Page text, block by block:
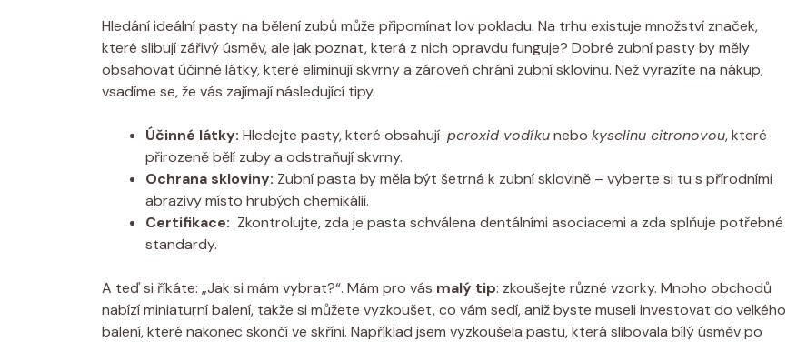
Hledání ideální pasty⁤ na bělení ⁤zubů může ‍připomínat lov pokladu. ⁢Na trhu existuje ⁣množství​ značek,
které slibují zářivý úsměv, ale jak​ poznat, ‌která ⁢z⁤ nich opravdu funguje? Dobré zubní pasty by měly⁣
obsahovat účinné látky, které⁢ eliminují skvrny a zároveň chrání ‌zubní sklovinu. Než vyrazíte ⁤na ‌nákup,
vsadíme se, že‍ vás zajímají následující tipy.
Účinné látky: Hledejte ‌pasty, které obsahují ​ peroxid vodíkunebo kyselinu citronovou, které
přirozeně ⁤bělí‌ zuby a odstraňují skvrny.
Ochrana ​skloviny: Zubní pasta by měla být šetrná k zubní sklovině – vyberte si tu s přírodními
abrazivy⁣ místo hrubých chemikálií.
Certifikace: ⁤ Zkontrolujte, ⁣zda ⁤je pasta schválena dentálními asociacemi ⁣a zda⁣ splňuje ⁣potřebné
standardy.
A teď‌ si říkáte: „Jak ‍si mám vybrat?“. ‌Mám pro vás⁣ malý tip: zkoušejte​ různé ⁣vzorky. Mnoho obchodů
nabízí ⁣miniaturní balení,⁤ takže si můžete vyzkoušet, co ‌vám sedí, aniž⁣ byste museli investovat do velkého
⁣balení, ‍které nakonec skončí ve skříni. Například jsem vyzkoušela‍ pastu, která slibovala bílý úsměv po